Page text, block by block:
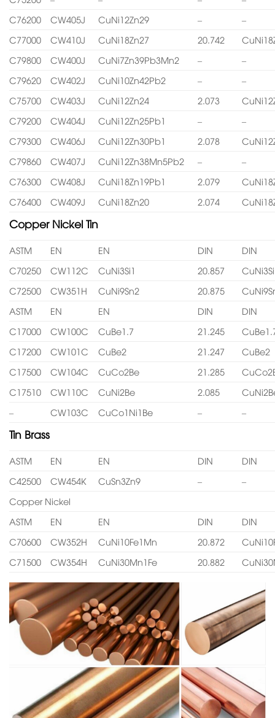
C76200
CW405J CuNi12Zn29 –
–
C77000
CW410J CuNi18Zn27 20.742
C79800
CW400J CuNi7Zn39Pb3Mn2 –
–
C79620
CW402J CuNi10Zn42Pb2 –
–
C75700
CW403J CuNi12Zn24 2.073
C79200
CW404J CuNi12Zn25Pb1 –
–
C79300
CW406J CuNi12Zn30Pb1 2.078
C79860
CW407J CuNi12Zn38Mn5Pb2 –
–
C76300
CW408J CuNi18Zn19Pb1 2.079
C76400
CW409J CuNi18Zn20 2.074
Copper Nickel Tin
ASTM EN EN DIN
DIN
C70250
CW112C CuNi3Si1 20.857
CuNi3Si
C72500
CW351H CuNi9Sn2 20.875
ASTM
EN EN DIN
DIN
C17000
CW100C CuBe1.7 21.245
C17200
CW101C CuBe2 21.247
CuBe2
C17500
CW104C CuCo2Be 21.285
C17510
CW110C CuNi2Be 2.085
–
CW103C CuCo1Ni1Be – –
Tin Brass
ASTM EN EN DIN
DIN
C42500
CW454K CuSn3Zn9 –
–
Copper Nickel
ASTM
EN EN DIN
DIN
C70600
CW352H CuNi10Fe1Mn 20.872
C71500
CW354H CuNi30Mn1Fe 20.882